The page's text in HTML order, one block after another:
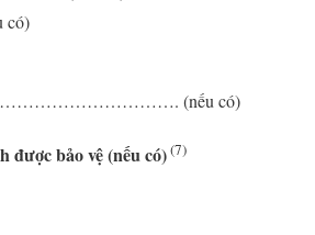
(nếu có)
được bảo vệ (nếu có)(7)